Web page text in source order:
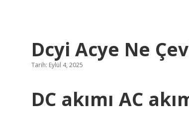
Dcyi Acye Ne
Tarih: Eylül 4, 2025
DC akımı AC